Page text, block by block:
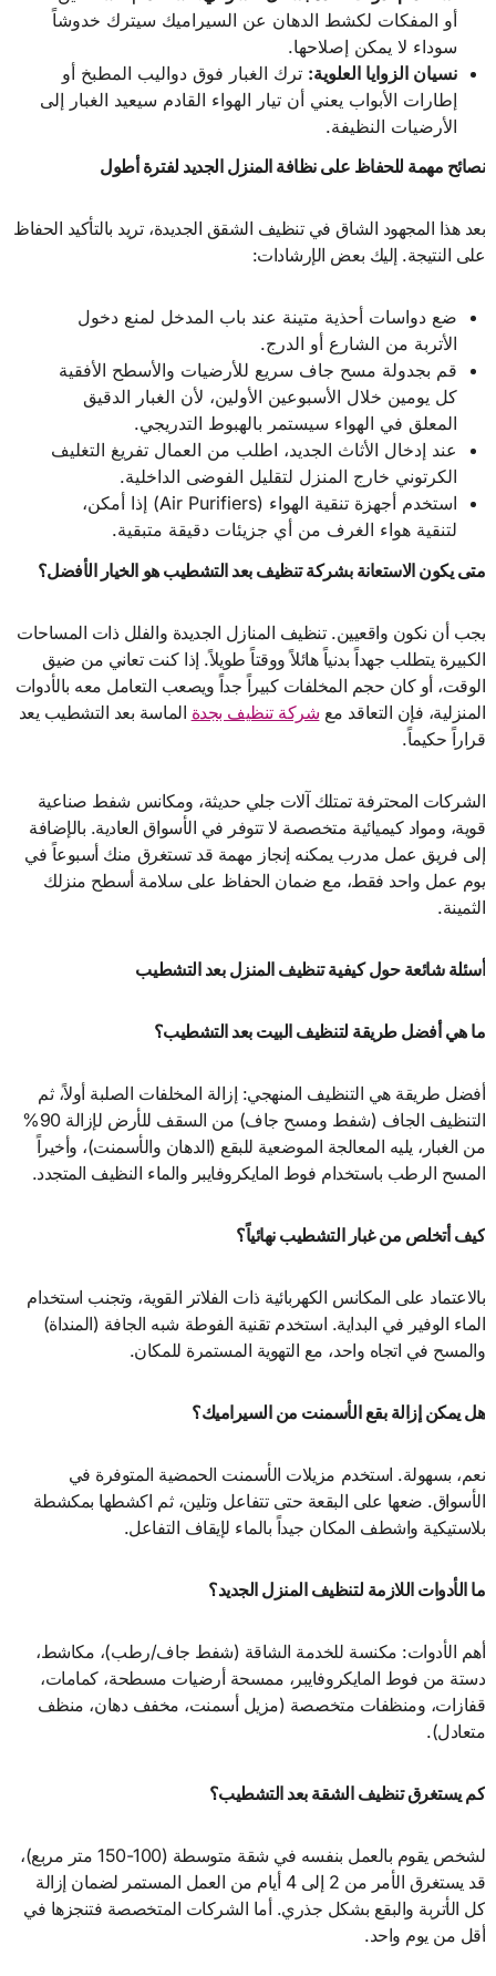
أو المفكات لكشط الدهان عن السيراميك سيترك خدوشاً
سوداء لا يمكن إصلاحها.
نسيان الزوايا العلوية: ترك الغبار فوق دواليب المطبخ أو
إطارات الأبواب يعني أن تيار الهواء القادم سيعيد الغبار إلى
الأرضيات النظيفة.
نصائح مهمة للحفاظ على نظافة المنزل الجديد لفترة أطول
بعد هذا المجهود الشاق في تنظيف الشقق الجديدة، تريد بالتأكيد الحفاظ
على النتيجة. إليك بعض الإرشادات:
ضع دواسات أحذية متينة عند باب المدخل لمنع دخول
الأتربة من الشارع أو الدرج.
قم بجدولة مسح جاف سريع للأرضيات والأسطح الأفقية
كل يومين خلال الأسبوعين الأولين، لأن الغبار الدقيق
المعلق في الهواء سيستمر بالهبوط التدريجي.
عند إدخال الأثاث الجديد، اطلب من العمال تفريغ التغليف
الكرتوني خارج المنزل لتقليل الفوضى الداخلية.
استخدم أجهزة تنقية الهواء (Air Purifiers) إذا أمكن،
لتنقية هواء الغرف من أي جزيئات دقيقة متبقية.
متى يكون الاستعانة بشركة تنظيف بعد التشطيب هو الخيار الأفضل؟
يجب أن نكون واقعيين. تنظيف المنازل الجديدة والفلل ذات المساحات
الكبيرة يتطلب جهداً بدنياً هائلاً ووقتاً طويلاً. إذا كنت تعاني من ضيق
الوقت، أو كان حجم المخلفات كبيراً جداً ويصعب التعامل معه بالأدوات
المنزلية، فإن التعاقد مع شركة تنظيف بجدة الماسة بعد التشطيب يعد
قراراً حكيماً.
الشركات المحترفة تمتلك آلات جلي حديثة، ومكانس شفط صناعية
قوية، ومواد كيميائية متخصصة لا تتوفر في الأسواق العادية. بالإضافة
إلى فريق عمل مدرب يمكنه إنجاز مهمة قد تستغرق منك أسبوعاً في
يوم عمل واحد فقط، مع ضمان الحفاظ على سلامة أسطح منزلك
الثمينة.
أسئلة شائعة حول كيفية تنظيف المنزل بعد التشطيب
ما هي أفضل طريقة لتنظيف البيت بعد التشطيب؟
أفضل طريقة هي التنظيف المنهجي: إزالة المخلفات الصلبة أولاً، ثم
التنظيف الجاف (شفط ومسح جاف) من السقف للأرض لإزالة 90%
من الغبار، يليه المعالجة الموضعية للبقع (الدهان والأسمنت)، وأخيراً
المسح الرطب باستخدام فوط المايكروفايبر والماء النظيف المتجدد.
كيف أتخلص من غبار التشطيب نهائياً؟
بالاعتماد على المكانس الكهربائية ذات الفلاتر القوية، وتجنب استخدام
الماء الوفير في البداية. استخدم تقنية الفوطة شبه الجافة (المنداة)
والمسح في اتجاه واحد، مع التهوية المستمرة للمكان.
هل يمكن إزالة بقع الأسمنت من السيراميك؟
نعم، بسهولة. استخدم مزيلات الأسمنت الحمضية المتوفرة في
الأسواق. ضعها على البقعة حتى تتفاعل وتلين، ثم اكشطها بمكشطة
بلاستيكية واشطف المكان جيداً بالماء لإيقاف التفاعل.
ما الأدوات اللازمة لتنظيف المنزل الجديد؟
أهم الأدوات: مكنسة للخدمة الشاقة (شفط جاف/رطب)، مكاشط،
دستة من فوط المايكروفايبر، ممسحة أرضيات مسطحة، كمامات،
قفازات، ومنظفات متخصصة (مزيل أسمنت، مخفف دهان، منظف
متعادل).
كم يستغرق تنظيف الشقة بعد التشطيب؟
لشخص يقوم بالعمل بنفسه في شقة متوسطة (100-150 متر مربع)،
قد يستغرق الأمر من 2 إلى 4 أيام من العمل المستمر لضمان إزالة
كل الأتربة والبقع بشكل جذري. أما الشركات المتخصصة فتنجزها في
أقل من يوم واحد.